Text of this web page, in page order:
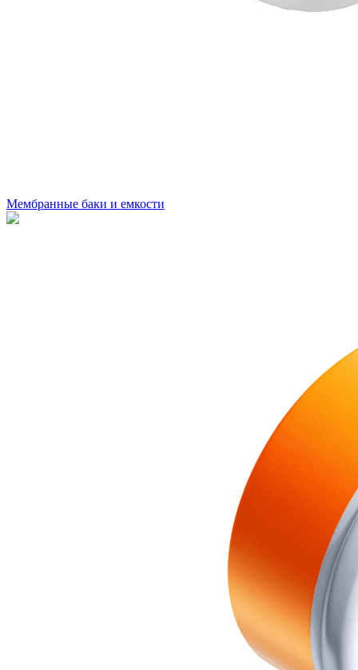
Мембранные баки и емкости